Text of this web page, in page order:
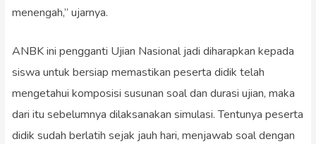
menengah,” ujarnya.
ANBK ini pengganti Ujian Nasional jadi diharapkan kepada
siswa untuk bersiap memastikan peserta didik telah
mengetahui komposisi susunan soal dan durasi ujian, maka
dari itu sebelumnya dilaksanakan simulasi. Tentunya peserta
didik sudah berlatih sejak jauh hari, menjawab soal dengan